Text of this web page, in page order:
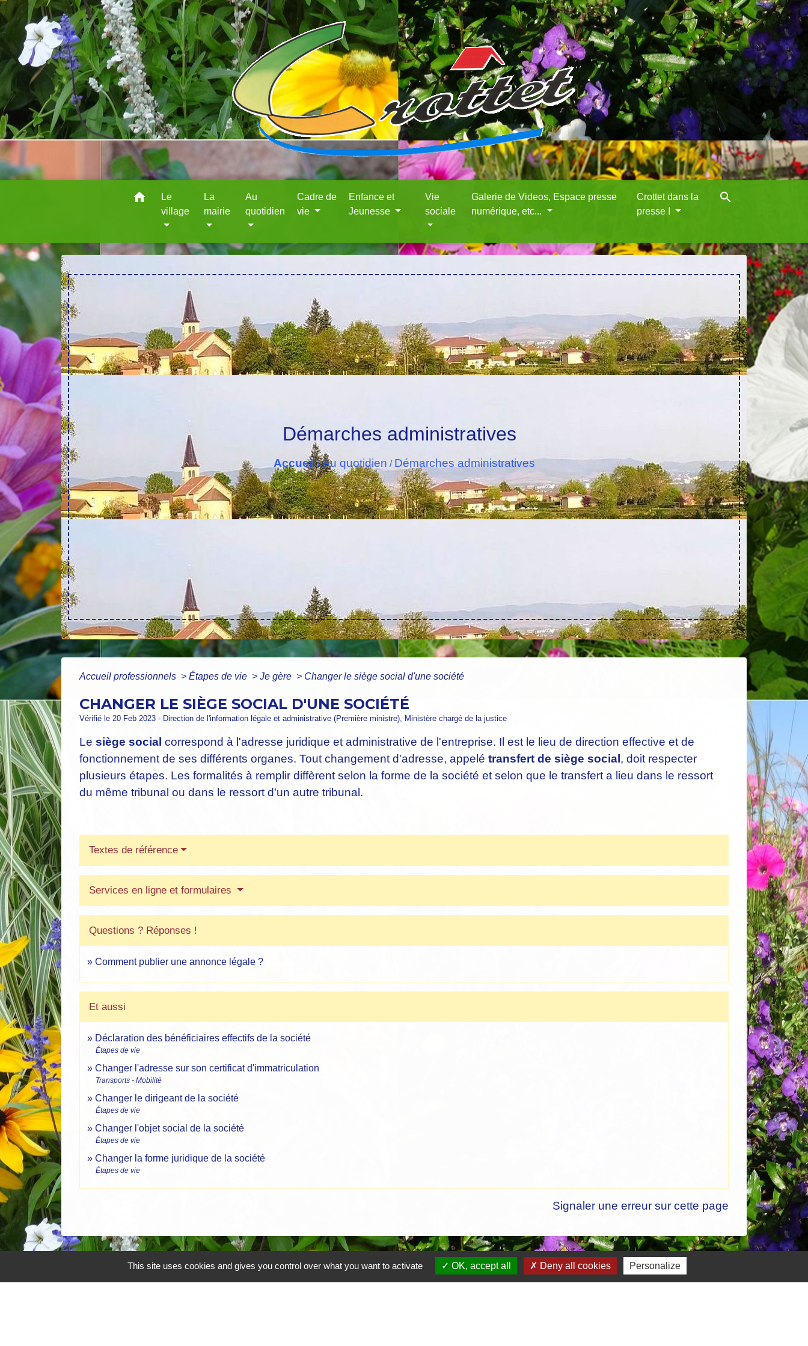
home
Le
village
La
mairie
Au
quotidien
Cadre de
vie
Enfance et
Jeunesse
Vie
sociale
Galerie de Videos, Espace presse
numérique, etc...
Crottet dans la
presse !
search
Démarches administratives
Accueil/Au quotidien / Démarches administratives
Accueil professionnels > Étapes de vie > Je gère > Changer le siège social d'une société
CHANGER LE SIÈGE SOCIAL D'UNE SOCIÉTÉ
Vérifié le 20 Feb 2023 - Direction de l'information légale et administrative (Première ministre), Ministère chargé de la justice
Le siège social correspond à l'adresse juridique et administrative de l'entreprise. Il est le lieu de direction effective et de
fonctionnement de ses différents organes. Tout changement d'adresse, appelé transfert de siège social , doit respecter
plusieurs étapes. Les formalités à remplir diffèrent selon la forme de la société et selon que le transfert a lieu dans le ressort
du même tribunal ou dans le ressort d'un autre tribunal.
Textes de référence
Services en ligne et formulaires
Questions ? Réponses !
Comment publier une annonce légale ?
Et aussi
Déclaration des bénéficiaires effectifs de la société
Étapes de vie
Changer l'adresse sur son certificat d'immatriculation
Transports - Mobilité
Changer le dirigeant de la société
Étapes de vie
Changer l'objet social de la société
Étapes de vie
Changer la forme juridique de la société
Étapes de vie
Signaler une erreur sur cette page
Contacts
This site uses cookies and gives you control over what you want to activate OK, accept all Deny all cookies Personalize